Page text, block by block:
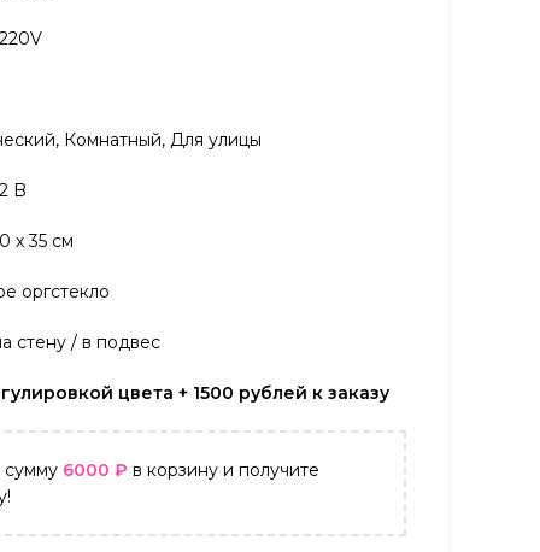
Комнатный, Для улицы
B
x 35 см
оргстекло
стену / в подвес
цвета + 1500 рублей к заказу
сумму 6000 ₽ в корзину и получите